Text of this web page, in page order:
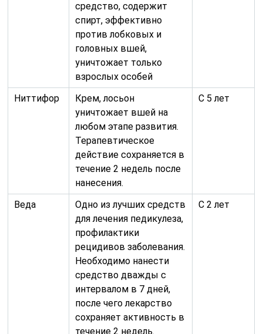
средство, содержит
спирт, эффективно
против лобковых и
головных вшей,
уничтожает только
взрослых особей
Ниттифор
Крем, лосьон
уничтожает вшей на
любом этапе развития.
Терапевтическое
действие сохраняется в
течение 2 недель после
нанесения.
С 5 лет
Веда
Одно из лучших средств
для лечения педикулеза,
профилактики
рецидивов заболевания.
Необходимо нанести
средство дважды с
интервалом в 7 дней,
после чего лекарство
сохраняет активность в
течение 2 недель.
С 2 лет